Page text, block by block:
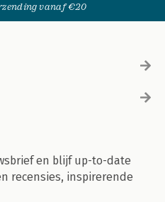
vanaf €20
en blijf up-to-date
recensies, inspirerende